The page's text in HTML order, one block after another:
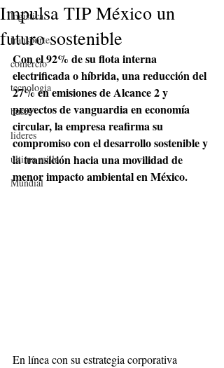
logistica
transporte
comercio
tecnologia
buses
lideres
última milla
Mundial
Impulsa TIP México un
futuro sostenible
Con el 92% de su flota interna
electrificada o híbrida, una reducción del
27% en emisiones de Alcance 2 y
proyectos de vanguardia en economía
circular, la empresa reafirma su
compromiso con el desarrollo sostenible y
la transición hacia una movilidad de
menor impacto ambiental en México.
En línea con su estrategia corporativa